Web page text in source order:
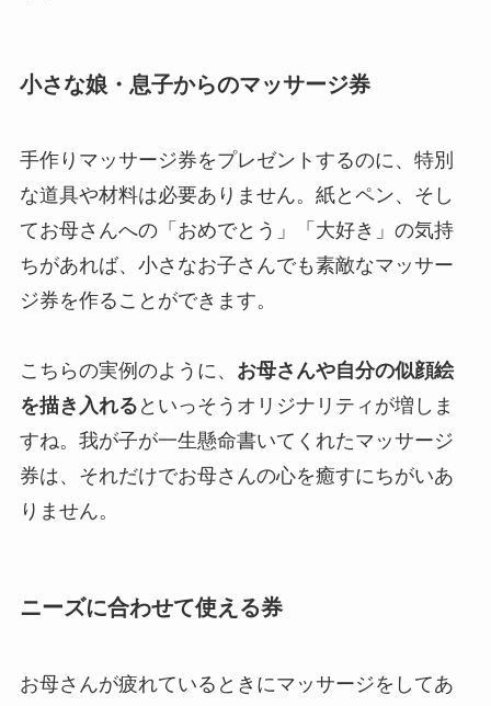
小さな娘・息子からのマッサージ券
手作りマッサージ券をプレゼントするのに、特別
な道具や材料は必要ありません。紙とペン、そし
てお母さんへの「おめでとう」「大好き」の気持
ちがあれば、小さなお子さんでも素敵なマッサー
ジ券を作ることができます。
こちらの実例のように、 お母さんや自分の似顔絵
を描き入れる といっそうオリジナリティが増しま
すね。我が子が一生懸命書いてくれたマッサージ
券は、それだけでお母さんの心を癒すにちがいあ
りません。
ニーズに合わせて使える券
お母さんが疲れているときにマッサージをしてあ